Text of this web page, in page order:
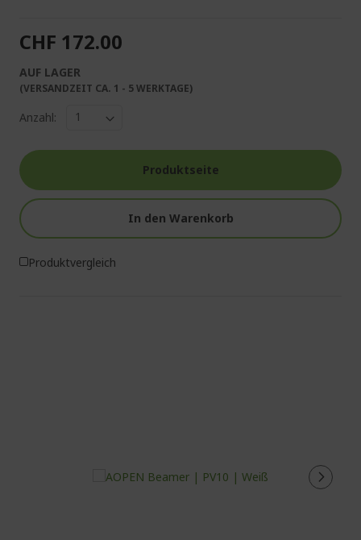
CHF 172.00
AUF LAGER
(VERSANDZEIT CA. 1 - 5 WERKTAGE)
Anzahl:
Produktseite
In den Warenkorb
Produktvergleich